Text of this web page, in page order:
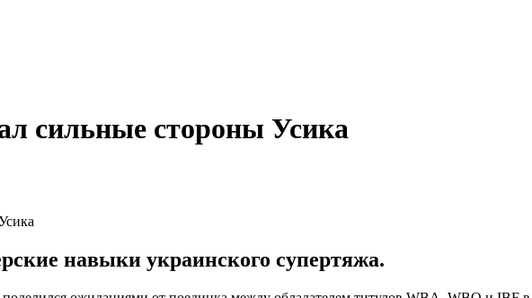
сильные стороны Усика
навыки украинского супертяжа.